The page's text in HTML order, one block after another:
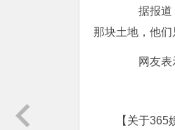
据报道，
那块土地，他们
网友表示
【关于365